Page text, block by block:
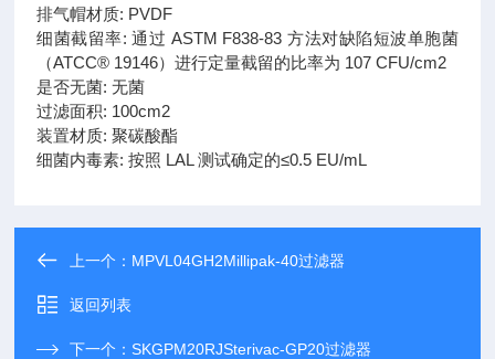
排气帽材质: PVDF
细菌截留率: 通过 ASTM F838-83 方法对缺陷短波单胞菌
（ATCC® 19146）进行定量截留的比率为 107 CFU/cm2
是否无菌: 无菌
过滤面积: 100cm2
装置材质: 聚碳酸酯
细菌内毒素: 按照 LAL 测试确定的≤0.5 EU/mL
上一个： MPVL04GH2Millipak-40过滤器
返回列表
下一个：SKGPM20RJSterivac-GP20过滤器